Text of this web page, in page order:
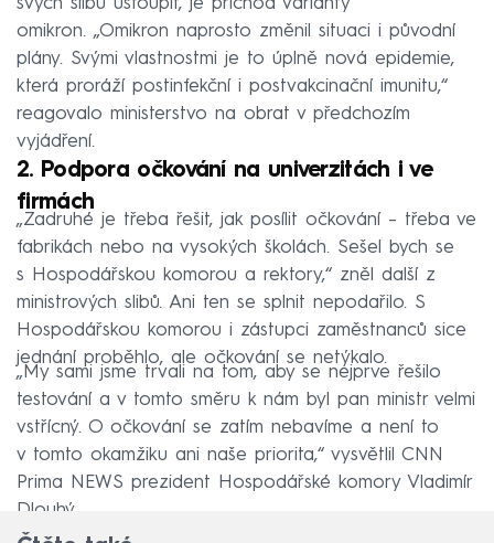
omikron. „Omikron naprosto změnil situaci i původní
plány. Svými vlastnostmi je to úplně nová epidemie,
která proráží postinfekční i postvakcinační imunitu,“
reagovalo ministerstvo na obrat v předchozím
vyjádření.
2. Podpora očkování na univerzitách i ve
firmách
„Zadruhé je třeba řešit, jak posílit očkování – třeba ve
fabrikách nebo na vysokých školách. Sešel bych se
s Hospodářskou komorou a rektory,“ zněl další z
ministrových slibů. Ani ten se splnit nepodařilo. S
Hospodářskou komorou i zástupci zaměstnanců sice
jednání proběhlo, ale očkování se netýkalo.
„My sami jsme trvali na tom, aby se nejprve řešilo
testování a v tomto směru k nám byl pan ministr velmi
vstřícný. O očkování se zatím nebavíme a není to
v tomto okamžiku ani naše priorita,“ vysvětlil CNN
Prima NEWS prezident Hospodářské komory Vladimír
Dlouhý.